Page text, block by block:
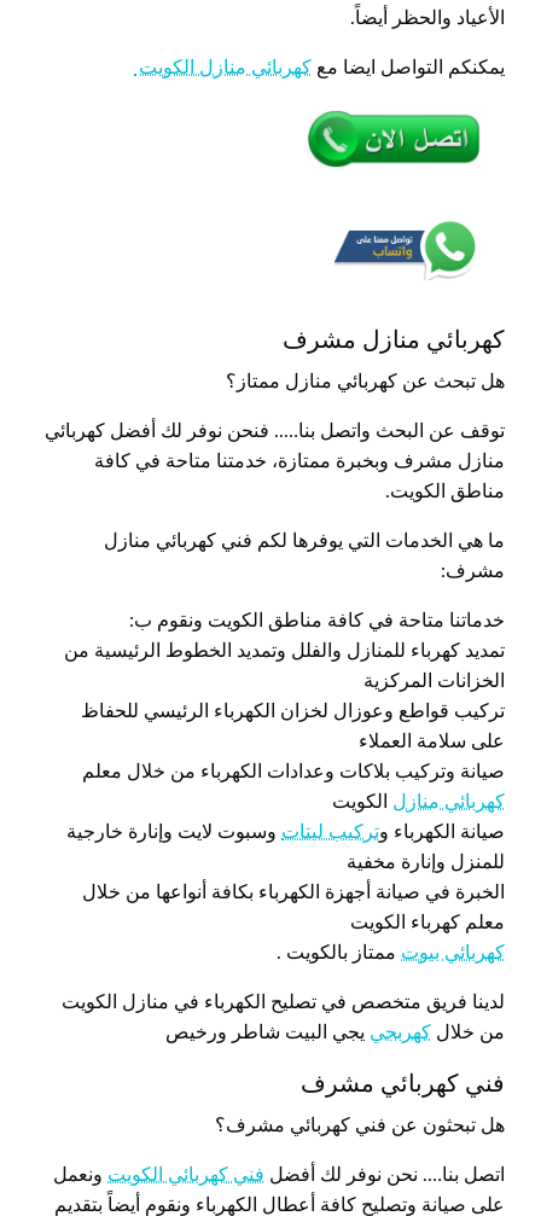
الأعياد والحظر أيضاً.
يمكنكم التواصل ايضا مع كهربائي منازل الكويت
كهربائي منازل مشرف
هل تبحث عن كهربائي منازل ممتاز؟
توقف عن البحث واتصل بنا….. فنحن نوفر لك أفضل كهربائي
منازل مشرف وبخبرة ممتازة، خدمتنا متاحة في كافة
مناطق الكويت.
ما هي الخدمات التي يوفرها لكم فني كهربائي منازل
مشرف:
خدماتنا متاحة في كافة مناطق الكويت ونقوم ب:
تمديد كهرباء للمنازل والفلل وتمديد الخطوط الرئيسية من
الخزانات المركزية
تركيب قواطع وعوزال لخزان الكهرباء الرئيسي للحفاظ
على سلامة العملاء
صيانة وتركيب بلاكات وعدادات الكهرباء من خلال معلم
كهربائي منازل الكويت
صيانة الكهرباء وتركيب ليتات وسبوت لايت وإنارة خارجية
للمنزل وإنارة مخفية
الخبرة في صيانة أجهزة الكهرباء بكافة أنواعها من خلال
معلم كهرباء الكويت
كهربائي بيوت ممتاز بالكويت .
لدينا فريق متخصص في تصليح الكهرباء في منازل الكويت
من خلال كهربجي يجي البيت شاطر ورخيص
فني كهربائي مشرف
هل تبحثون عن فني كهربائي مشرف؟
اتصل بنا…. نحن نوفر لك أفضل فني كهربائي الكويت ونعمل
على صيانة وتصليح كافة أعطال الكهرباء ونقوم أيضاً بتقديم